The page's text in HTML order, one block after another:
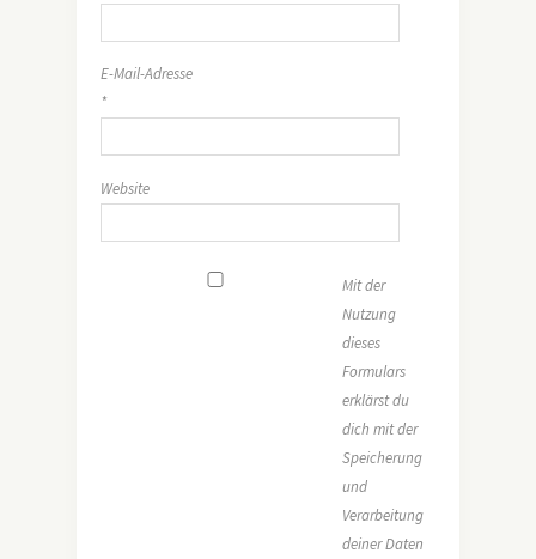
E-Mail-Adresse
*
Website
Mit der
Nutzung
dieses
Formulars
erklärst du
dich mit der
Speicherung
und
Verarbeitung
deiner Daten